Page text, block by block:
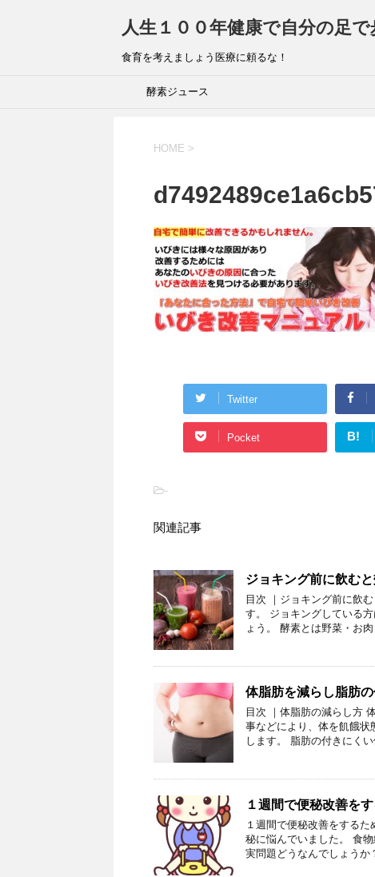
人生１００年健康で自分の足
食育を考えましょう医療に頼るな！
酵素ジュース
HOME >
Twitter
Pocket B!
-
関連記事
ジョキング前に飲む
目次 ｜ジョキング前に飲
す。 ジョキングしている
ょう。 酵素とは野菜・お
体脂肪を減らし脂肪
目次 ｜体脂肪の減らし方
事などにより、体を飢餓状
します。 脂肪の付きにく
１週間で便秘改善を
１週間で便秘改善をする
秘に悩んでいました。 食
実問題どうなんでしょう